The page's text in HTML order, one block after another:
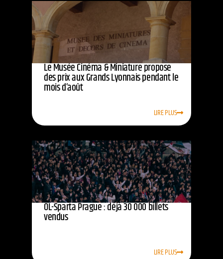
Le Musée Cinéma & Miniature propose
des prix aux Grands Lyonnais pendant le
mois d’août
LIRE PLUS
OL-Sparta Prague : déjà 30 000 billets
vendus
LIRE PLUS